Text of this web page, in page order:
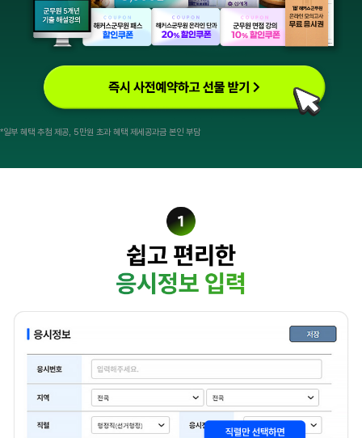
*일부 혜택 추첨 제공, 5만원 초과 혜택 제세공과금 본인 부담